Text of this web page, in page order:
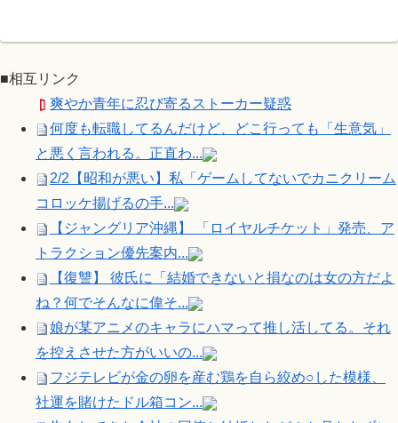
■相互リンク
爽やか青年に忍び寄るストーカー疑惑
何度も転職してるんだけど、どこ行っても「生意気」
と悪く言われる。正直わ...
2/2【昭和が悪い】私「ゲームしてないでカニクリーム
コロッケ揚げるの手...
【ジャングリア沖縄】 「ロイヤルチケット」発売、ア
トラクション優先案内...
【復讐】 彼氏に「結婚できないと損なのは女の方だよ
ね？何でそんなに偉そ...
娘が某アニメのキャラにハマって推し活してる。それ
を控えさせた方がいいの...
フジテレビが金の卵を産む鶏を自ら絞め○した模様、
社運を賭けたドル箱コン...